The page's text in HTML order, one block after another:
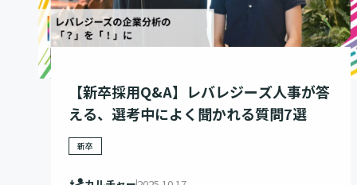
【新卒採用Q&A】レバレジーズ人事が答
える、選考中によく聞かれる質問7選
新卒